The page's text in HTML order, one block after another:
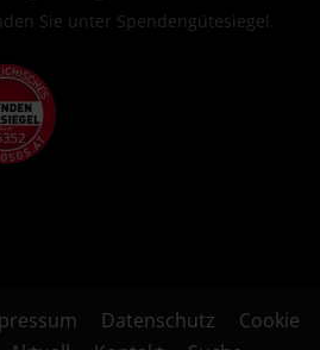
Sie unter Spendengütesiegel.
Datenschutz
Cookie